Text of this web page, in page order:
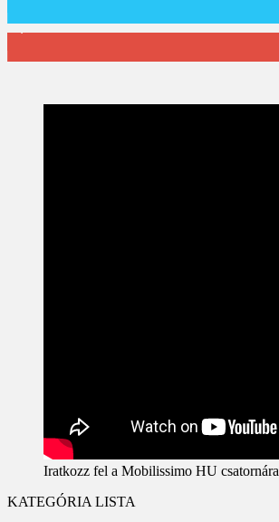
2,589 Feliratkozó
Iratkozz fel a Mobilissimo HU csatornára
KATEGÓRIA LISTA